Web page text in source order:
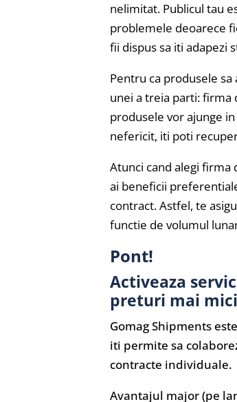
nelimitat. Publicul tau
problemele deoarece
fii dispus sa iti adapezi
Pentru ca produsele
unei a treia parti: firma
produsele vor ajunge
nefericit, iti poti
Atunci cand alegi firma
ai beneficii
contract. Astfel, te
functie de volumul
Pont!
Activeaza
preturi mai
Gomag Shipments
iti permite sa
contracte individuale.
Avantajul major (pe